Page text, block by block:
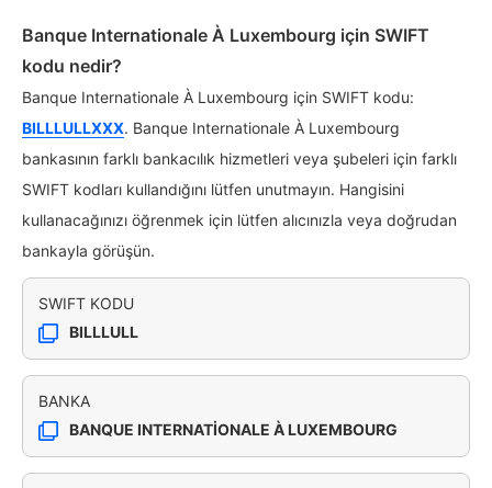
Banque Internationale À Luxembourg için SWIFT
kodu nedir?
Banque Internationale À Luxembourg için SWIFT kodu:
BILLLULLXXX. Banque Internationale À Luxembourg
bankasının farklı bankacılık hizmetleri veya şubeleri için farklı
SWIFT kodları kullandığını lütfen unutmayın. Hangisini
kullanacağınızı öğrenmek için lütfen alıcınızla veya doğrudan
bankayla görüşün.
SWIFT KODU
BILLLULL
BANKA
BANQUE INTERNATIONALE À LUXEMBOURG